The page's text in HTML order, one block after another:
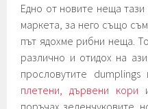
Едно от новите неща
маркета, за него също съм
път ядохме рибни неща.
различно и отидох на
прословутите
плетени, дървени кори
поръчах зеленчуковите,